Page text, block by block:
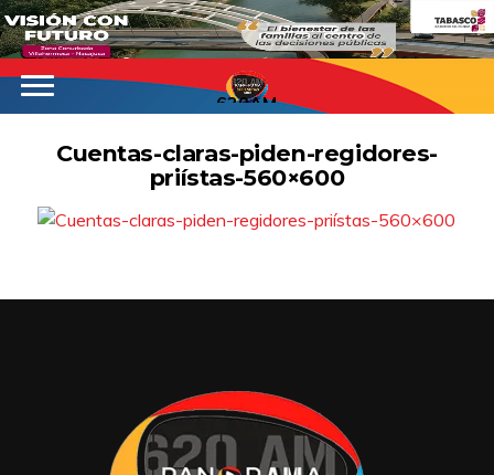
620AM
Cuentas-claras-piden-regidores-
priístas-560×600